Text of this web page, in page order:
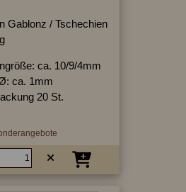
Gablonz / Tschechien
ca. 10/9/4mm
ca. 1mm
20 St.